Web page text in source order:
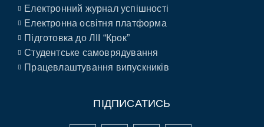
Електронний журнал успішності
Електронна освітня платформа
Підготовка до ЛІІ “Крок”
Студентське самоврядування
Працевлаштування випускників
ПІДПИСАТИСЬ